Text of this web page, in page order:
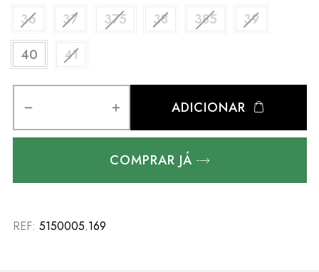
36 37 375 38 385
39
40
41
ADICIONAR
COMPRAR JÁ
REF: 5150005.169